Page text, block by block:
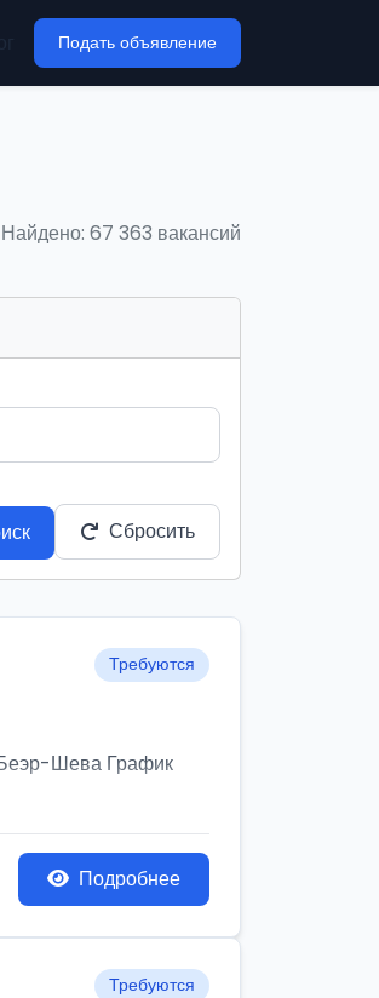
Подать объявление
Найдено: 67 363 вакансий
Сбросить
Требуются
Шева График
Подробнее
Требуются